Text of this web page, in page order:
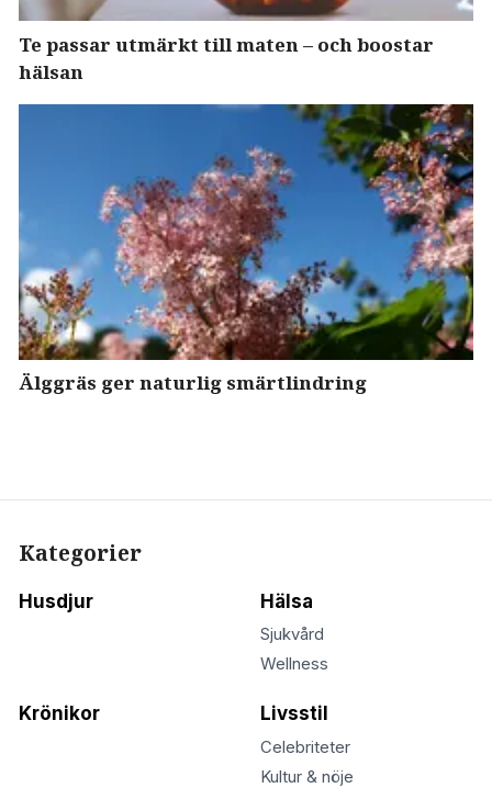
Te passar utmärkt till maten – och boostar
hälsan
Älggräs ger naturlig smärtlindring
Kategorier
Husdjur Hälsa
Sjukvård
Wellness
Krönikor Livsstil
Celebriteter
Kultur & nöje